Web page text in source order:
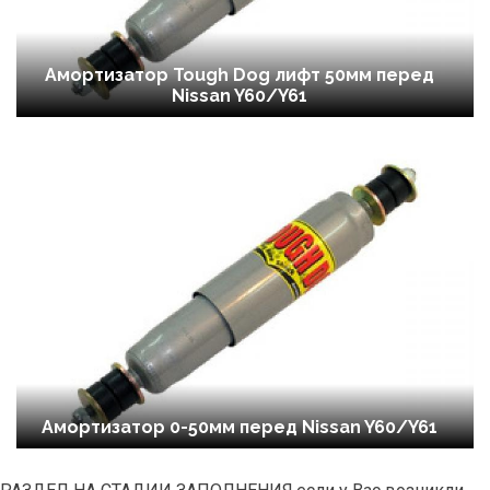
Амортизатор Tough Dog лифт 50мм перед
Nissan Y60/Y61
Амортизатор 0-50мм перед Nissan Y60/Y61